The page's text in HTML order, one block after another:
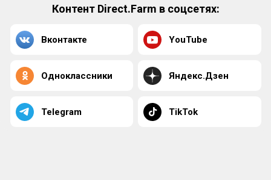
Контент Direct.Farm в соцсетях:
Вконтакте YouTube
Одноклассники Яндекс.Дзен
Telegram TikTok